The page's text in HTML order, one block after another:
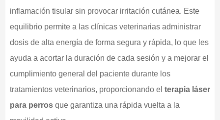
inflamación tisular sin provocar irritación cutánea. Este
equilibrio permite a las clínicas veterinarias administrar
dosis de alta energía de forma segura y rápida, lo que les
ayuda a acortar la duración de cada sesión y a mejorar el
cumplimiento general del paciente durante los
tratamientos veterinarios, proporcionando el terapia láser
para perrosque garantiza una rápida vuelta a la